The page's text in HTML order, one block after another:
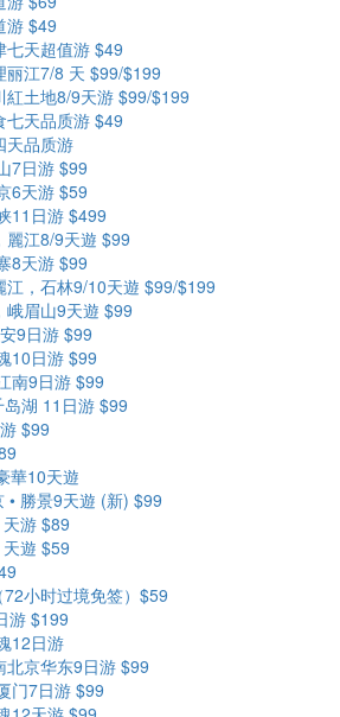
游 $49
七天超值游 $49
丽江7/8 天 $99/$199
紅土地8/9天游 $99/$199
七天品质游 $49
天品质游
7日游 $99
6天游 $59
11日游 $499
麗江8/9天遊 $99
8天游 $99
江，石林9/10天遊 $99/$199
峨眉山9天遊 $99
9日游 $99
10日游 $99
南9日游 $99
湖 11日游 $99
$99
華10天遊
• 勝景9天遊 (新) $99
游 $89
遊 $59
小时过境免签）$59
游 $199
12日游
北京华东9日游 $99
门7日游 $99